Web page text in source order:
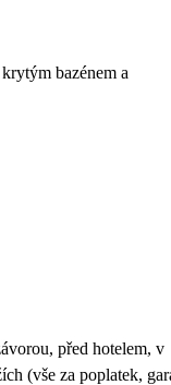
bazénem a
před hotelem, v
(vše za poplatek,